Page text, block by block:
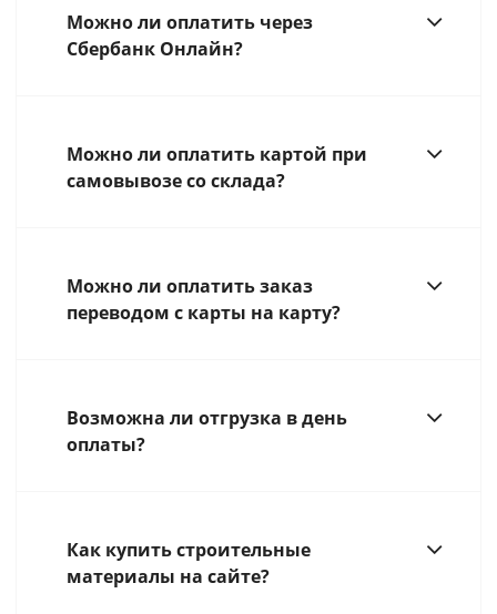
Можно ли оплатить через
Сбербанк Онлайн?
Можно ли оплатить картой при
самовывозе со склада?
Можно ли оплатить заказ
переводом с карты на карту?
Возможна ли отгрузка в день
оплаты?
Как купить строительные
материалы на сайте?